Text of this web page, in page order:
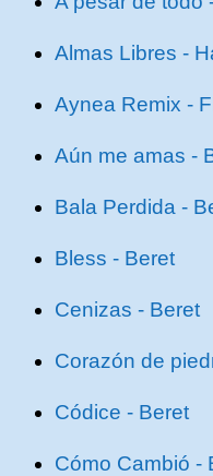
Almas Libres -
Aynea Remix -
Aún me amas -
Bala Perdida -
Bless - Beret
Cenizas - Beret
Corazón de
Códice - Beret
Cómo Cambió -